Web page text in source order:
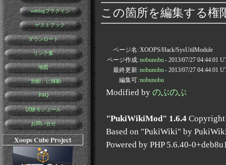
weblogプラグイン
ゲストブック
ダウンロード
リンク集
地図
「別館」に移動
FAQ
試験モジュール
お問い合せ
Xoops Cube Project
この箇所を編集する権
ページ名:XOOPS/Hack/SysUtilModule
ページ作成:nobunobu- 2013/07/27 04:44:01
最終更新:nobunobu- 2013/07/27 04:44:01
編集可:nobunobu
Modified by のぶのぶ
"PukiWikiMod" 1.6.4
Based on "PukiWiki" by
Powered by PHP 5.6.40-